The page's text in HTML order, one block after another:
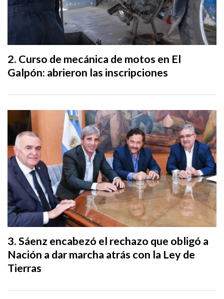
Curso de mecánica de motos en El
Galpón: abrieron las inscripciones
Sáenz encabezó el rechazo que obligó a
Nación a dar marcha atrás con la Ley de
Tierras